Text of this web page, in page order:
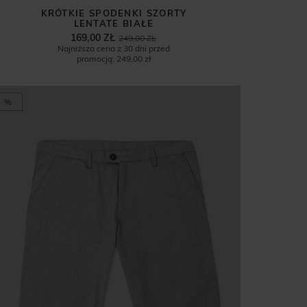
KRÓTKIE SPODENKI SZORTY
LENTATE BIAŁE
249,00 ZŁ
169,00 ZŁ
Najniższa cena z 30 dni przed
promocją: 249,00 zł
%